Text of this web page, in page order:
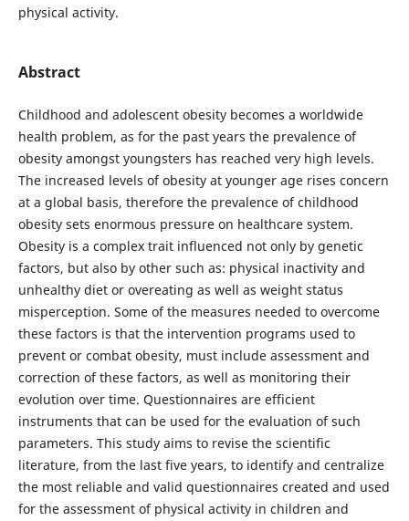
physical activity.
Abstract
Childhood and adolescent obesity becomes a worldwide
health problem, as for the past years the prevalence of
obesity amongst youngsters has reached very high levels.
The increased levels of obesity at younger age rises concern
at a global basis, therefore the prevalence of childhood
obesity sets enormous pressure on healthcare system.
Obesity is a complex trait influenced not only by genetic
factors, but also by other such as: physical inactivity and
unhealthy diet or overeating as well as weight status
misperception. Some of the measures needed to overcome
these factors is that the intervention programs used to
prevent or combat obesity, must include assessment and
correction of these factors, as well as monitoring their
evolution over time. Questionnaires are efficient
instruments that can be used for the evaluation of such
parameters. This study aims to revise the scientific
literature, from the last five years, to identify and centralize
the most reliable and valid questionnaires created and used
for the assessment of physical activity in children and